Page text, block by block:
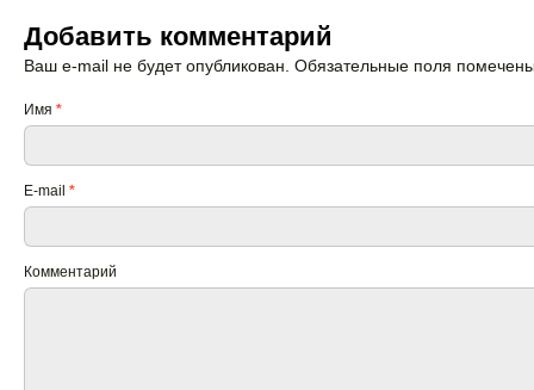
Добавить комментарий
Ваш e-mail не будет опубликован. Обязательные поля
Имя *
E-mail *
Комментарий